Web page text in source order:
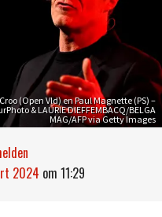
(Open Vld) en Paul Magnette (PS) –
& LAURIE DIEFFEMBACQ/BELGA
MAG/AFP via Getty Images
2024 om 11:29